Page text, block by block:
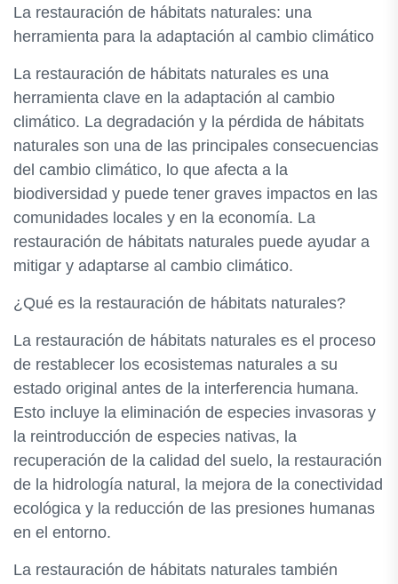
La restauración de hábitats naturales: una
herramienta para la adaptación al cambio climático
La restauración de hábitats naturales es una
herramienta clave en la adaptación al cambio
climático. La degradación y la pérdida de hábitats
naturales son una de las principales consecuencias
del cambio climático, lo que afecta a la
biodiversidad y puede tener graves impactos en las
comunidades locales y en la economía. La
restauración de hábitats naturales puede ayudar a
mitigar y adaptarse al cambio climático.
¿Qué es la restauración de hábitats naturales?
La restauración de hábitats naturales es el proceso
de restablecer los ecosistemas naturales a su
estado original antes de la interferencia humana.
Esto incluye la eliminación de especies invasoras y
la reintroducción de especies nativas, la
recuperación de la calidad del suelo, la restauración
de la hidrología natural, la mejora de la conectividad
ecológica y la reducción de las presiones humanas
en el entorno.
La restauración de hábitats naturales también